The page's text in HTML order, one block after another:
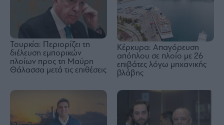
Τουρκία: Περιορίζει τη
διέλευση εμπορικών
πλοίων προς τη Μαύρη
Θάλασσα μετά τις επιθέσεις
Κέρκυρα: Απαγόρευση
απόπλου σε πλοίο με 26
επιβάτες λόγω μηχανικής
βλάβης